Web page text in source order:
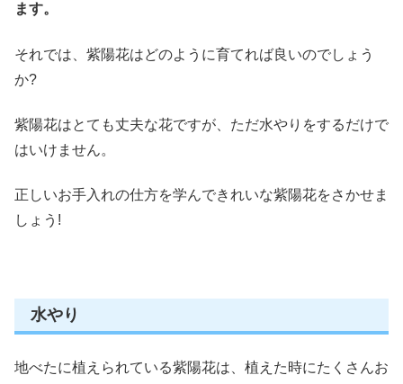
ます。
それでは、紫陽花はどのように育てれば良いのでしょう
か?
紫陽花はとても丈夫な花ですが、ただ水やりをするだけで
はいけません。
正しいお手入れの仕方を学んできれいな紫陽花をさかせま
しょう!
水やり
地べたに植えられている紫陽花は、植えた時にたくさんお